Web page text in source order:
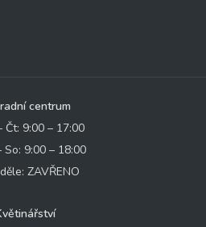
centrum
Čt: 9:00 – 17:00
So: 9:00 – 18:00
ZAVŘENO